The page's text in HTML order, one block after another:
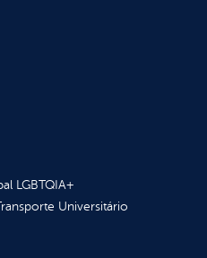
LGBTQIA+
Universitário